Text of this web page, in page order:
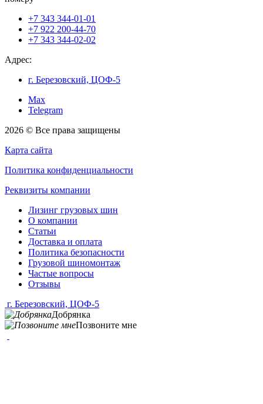
+7 343 344-01-01
+7 922 200-44-70
+7 343 344-02-02
Адрес:
г. Березовский, ЦОФ-5
Max
Telegram
2026 © Все права защищены
Карта сайта
Политика конфиденциальности
Реквизиты компании
Лизинг грузовых шин
О компании
Статьи
Доставка и оплата
Политика безопасности
Грузовой шиномонтаж
Частые вопросы
Отзывы
г. Березовский, ЦОФ-5
Добрянка
Позвоните мне